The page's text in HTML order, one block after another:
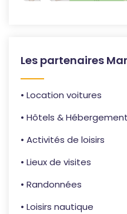
Les partenaires
• Location voitures
• Hôtels &
• Activités de loisirs
• Lieux de visites
• Randonnées
• Loisirs nautique